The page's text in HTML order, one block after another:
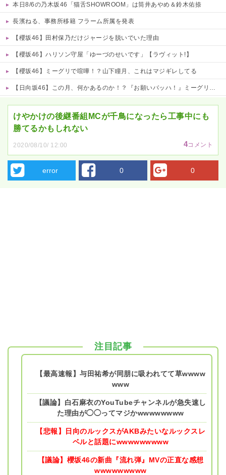
本日8/6の乃木坂46「猫舌SHOWROOM」は筒井あやめ＆鈴木佑捺
長濱ねる、事務所移籍 フラーム所属を発表
【櫻坂46】田村保乃だけジャージを脱いでいた理由
【櫻坂46】ハリソン守屋「ゆーづのせいです」【ラヴィット!】
【櫻坂46】ミーグリで喧嘩！？山下瞳月、これはマジギレしてる
【日向坂46】この月、何かあるのか！？『お願いバッハ！』ミーグリ日程がこちら
けやかけの後継番組MCが千鳥になったら工事中にも
勝てるかもしれない
2020/08/10/ 12:00 4コメント
error 0 0
注目記事
【最高速報】与田祐希が同朋に吸われてて草wwww
www
【議論】白石麻衣のYouTubeチャンネルが急失速し
た理由が◯◯ってマジかwwwwwwww
【悲報】日向のルックスがAKBみたいなルックスレ
ベルと話題にwwwwwwwww
【議論】櫻坂46の新曲『流れ弾』MVの正直な感想
wwwwwwwww